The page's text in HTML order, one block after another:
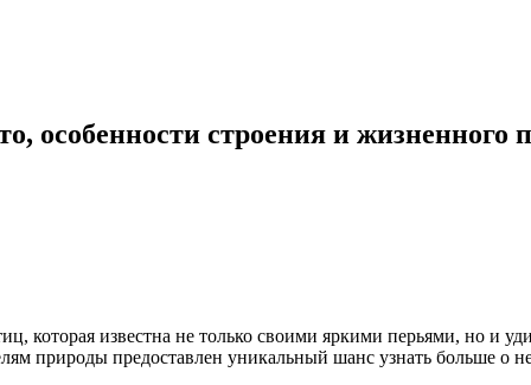
особенности строения и жизненного
которая известна не только своими яркими перьями, но и
природы предоставлен уникальный шанс узнать больше о